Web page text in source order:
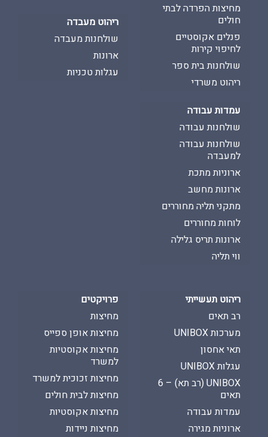
מחיצות הפרדה לבתי
חולים
פנלים אקוסטיים
לחיפוי קירות
שולחנות בית ספר
ריהוט משרדי
עמדות עבודה
שולחנות עבודה
שולחנות עבודה
למעבדה
ארוניות מתכת
ארונות מחשב
מתקני תליה מחוררים
לוחות מחוררים
ארונות תריס גלילה
ווי תליה
ריהוט מעבדה
שולחנות מעבדה
ארונות
עגלות טכניות
ריהוט תעשייתי
רב תאים
מערכות UNIBOX
תאי אחסון
עגלות UNIBOX
UNIBOX (רב תא) – 6
תאים
עמדות עבודה
ארוניות מגירה
פרויקטים
מחיצות
מחיצות אופן ספייס
מחיצות אקוסטיות
למשרד
מחיצות זכוכית למשרד
מחיצות לבית חולים
מחיצות אקוסטיות
מחיצות ניידות